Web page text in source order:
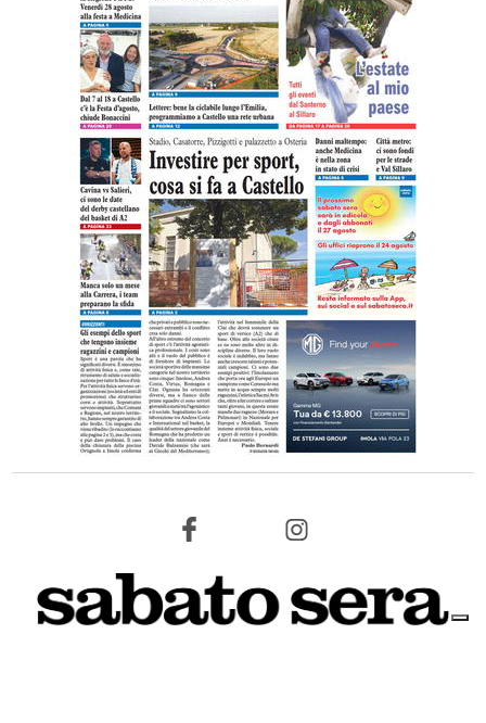
Il «Premio Aldo Villa» a Mongardi
(Sacmi) e Bolognesi (Ceramica), la
ceramica imolese è cooperativa
17 LUGLIO 2026
CRONACA
A Imola torna la «rivolta»